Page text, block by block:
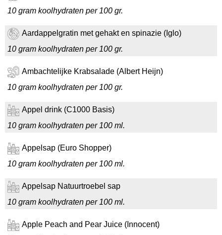
10 gram koolhydraten per 100 gr.
Aardappelgratin met gehakt en spinazie (Iglo)
10 gram koolhydraten per 100 gr.
Ambachtelijke Krabsalade (Albert Heijn)
10 gram koolhydraten per 100 gr.
Appel drink (C1000 Basis)
10 gram koolhydraten per 100 ml.
Appelsap (Euro Shopper)
10 gram koolhydraten per 100 ml.
Appelsap Natuurtroebel sap
10 gram koolhydraten per 100 ml.
Apple Peach and Pear Juice (Innocent)